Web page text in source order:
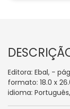
Editora: Ebal, -
formato: 18.0 x
idioma: